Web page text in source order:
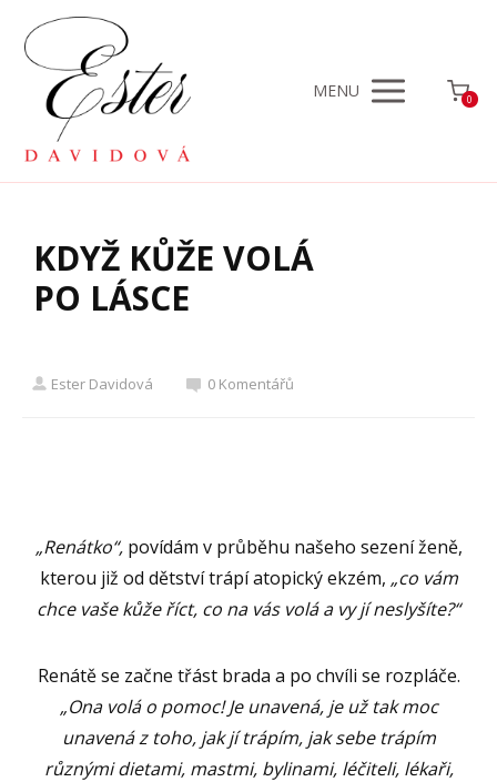
MENU 0
KDYŽ KŮŽE VOLÁ
PO LÁSCE
Ester Davidová 0 Komentářů
„Renátko“,povídám v průběhu našeho sezení ženě,
kterou již od dětství trápí atopický ekzém, „co vám
chce vaše kůže říct, co na vás volá a vy jí neslyšíte?“
Renátě se začne třást brada a po chvíli se rozpláče.
„Ona volá o pomoc! Je unavená, je už tak moc
unavená z toho, jak jí trápím, jak sebe trápím
různými dietami, mastmi, bylinami, léčiteli, lékaři,